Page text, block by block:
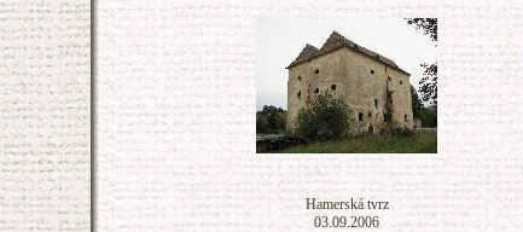
Hamerská tvrz
03.09.2006